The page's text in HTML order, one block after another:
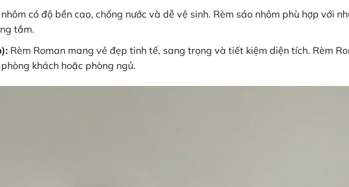
có độ bền cao, chống nước và dễ vệ sinh. Rèm sáo nhôm phù hợp với
tắm.
Rèm Roman mang vẻ đẹp tinh tế, sang trọng và tiết kiệm diện tích. Rèm
khách hoặc phòng ngủ.